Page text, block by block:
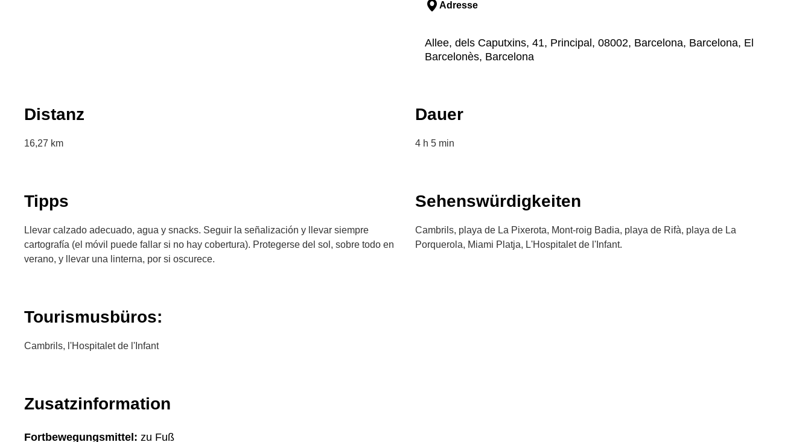
Adresse
Allee, dels Caputxins, 41, Principal, 08002, Barcelona, Barcelona, El
Barcelonès, Barcelona
Distanz
16,27 km
Dauer
4 h 5 min
Tipps
Llevar calzado adecuado, agua y snacks. Seguir la señalización y llevar siempre
cartografía (el móvil puede fallar si no hay cobertura). Protegerse del sol, sobre todo en
verano, y llevar una linterna, por si oscurece.
Sehenswürdigkeiten
Cambrils, playa de La Pixerota, Mont-roig Badia, playa de Rifà, playa de La
Porquerola, Miami Platja, L'Hospitalet de l'Infant.
Tourismusbüros:
Cambrils, l'Hospitalet de l'Infant
Zusatzinformation
Fortbewegungsmittel: zu Fuß